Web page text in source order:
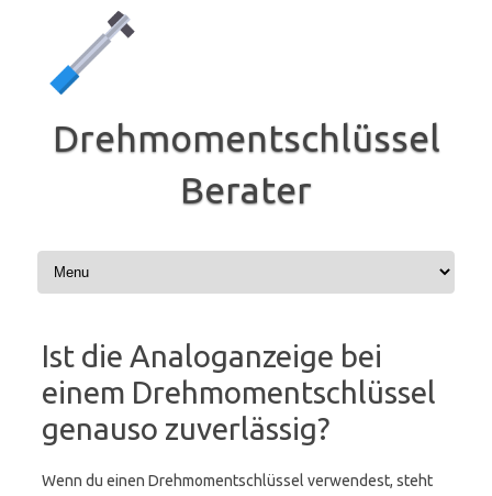
Drehmomentschlüssel
Berater
Ist die Analoganzeige bei
einem Drehmomentschlüssel
genauso zuverlässig?
Wenn du einen Drehmomentschlüssel verwendest, steht